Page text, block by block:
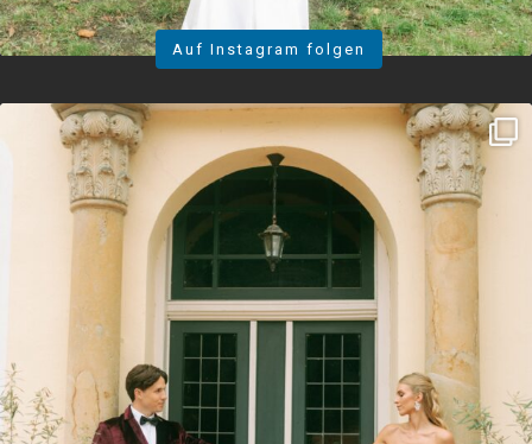
Auf Instagram folgen